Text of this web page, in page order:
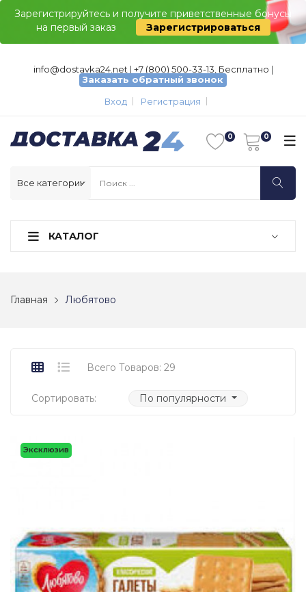
Зарегистрируйтесь и получите приветственные бонусы
на первый заказ
Зарегистрироваться
info@dostavka24.net | +7 (800) 500-33-13, Бесплатно |
Заказать обратный звонок
Вход
Регистрация
КАТАЛОГ
Главная Любятово
Всего Товаров: 29
Сортировать: По популярности
Эксклюзив